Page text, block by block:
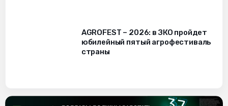
AGROFEST – 2026: в ЗКО пройдет
юбилейный пятый агрофестиваль
страны